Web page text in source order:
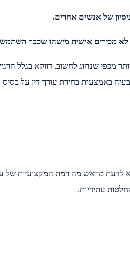
של אנשים אחרים.
מכירים אישית מישהו שכבר השתמש
מכפי שנהוג לחשוב. דווקא
באמצעות בחירת עורך דין על
מראש מה רמת המקצועיות של
עתידיות.